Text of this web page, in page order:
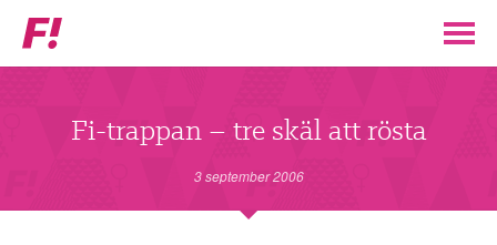
Feministiskt
initiativ
Fi-trappan – tre skäl att rösta
3 september 2006